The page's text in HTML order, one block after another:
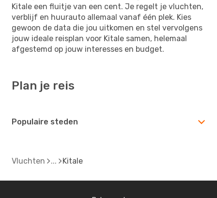
Kitale een fluitje van een cent. Je regelt je vluchten,
verblijf en huurauto allemaal vanaf één plek. Kies
gewoon de data die jou uitkomen en stel vervolgens
jouw ideale reisplan voor Kitale samen, helemaal
afgestemd op jouw interesses en budget.
Plan je reis
Populaire steden
Vluchten Kitale